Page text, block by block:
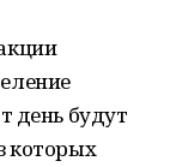
день будут
которых